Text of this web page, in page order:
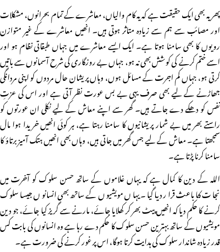
پھر یہ بھی ایک حقیقت ہے کہ یہ کام والیاں، معاشرے کے تمام بحرانوں، مشکلات
اور مصائب سے ہم سے زیادہ متاثر ہوتی ہیں۔ انھیں معاشرے کے غیر متوازن
رویوں کا بھی سامنا ہوتا ہے۔ ایک ایسے معاشرے میں جہاں طبقاتی نظام ہو اور
اسے ختم کرنے کی کوشش بھی نہ ہو، جہاں بے روزگاری کی شرح آسمانوں سے باتیں
کرتی ہو، جہاں کم اجرت کے مسائل ہوں، وہاں پریشان حال مردوں کو اپنی مردانگی
جھاڑنے کے لیے بھی صرف یہی بے بس عورت نظر آتی ہے اور اس کی عزتِ
نفس کو دھکے دے جاتے ہیں۔ گھر سے اپنے معاش کے لیے نکلی ان عورتوں کو
راستے بھر میں بے شمار پریشانیوں کا سامنا رہتا ہے، ہر کوئی انھیں خریدا ہوا مال
سمجھتا ہے۔ معاش کے لیے جس گھر میں جاتی ہیں، وہاں بھی انھیں ہتک آمیز برتاؤ کا
سامنا کرنا پڑتا ہے۔
اللہ کے دین کا کمال ہے کہ یہاں غلاموں کے ساتھ حسن سلوک کو آخرت میں
نجات کا باعث قرار دیا گیا۔ یہاں مویشیوں کے ساتھ بھی انسانوں جیسا سلوک
کرنے کا حکم دیا کہ انھیں پیٹ بھر کر کھلایا جائے، مارنے سے گریز کیا جائے، جو دین
مویشیوں کے ساتھ بہترین حسن سلوک کا حکم دے رہا ہے وہ انسانوں کی بابت کس
قدر زیادہ شاندار سلوک کی ہدایت کرتا ہوگا، اس پر غور کرنے کی ضرورت ہے۔